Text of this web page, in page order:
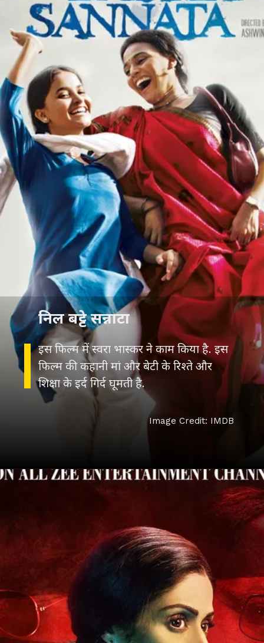
इस फिल्म में स्वरा भास्कर ने काम किया है. इस
फिल्म की कहानी मां और बेटी के रिश्ते और
शिक्षा के इर्द गिर्द घूमती है.
निल बट्टे सन्नाटा
Image Credit: IMDB